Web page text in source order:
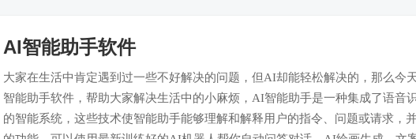
AI智能助手软件
大家在生活中肯定遇到过一些不好解决的问题，但AI却能轻松解决的，那么今
智能助手软件，帮助大家解决生活中的小麻烦，AI智能助手是一种集成了语音
的智能系统，这些技术使智能助手能够理解和解释用户的指令、问题或请求，